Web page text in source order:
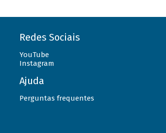
Redes Sociais
YouTube
Instagram
Ajuda
Perguntas frequentes